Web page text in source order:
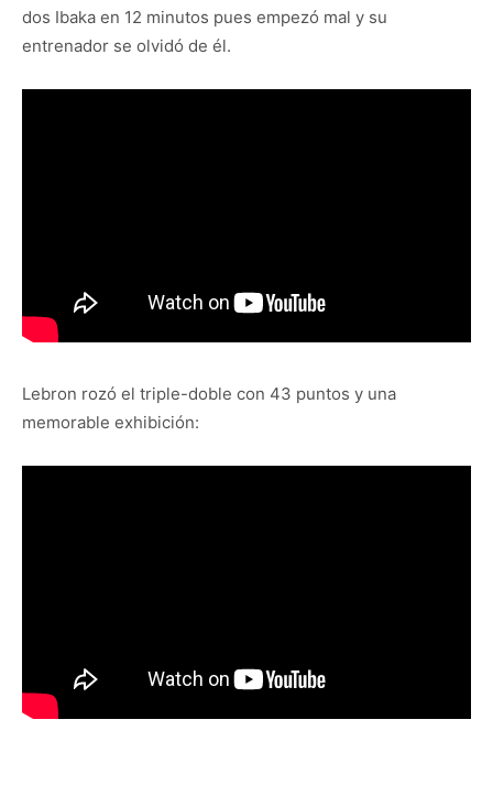
dos Ibaka en 12 minutos pues empezó mal y su
entrenador se olvidó de él.
Lebron rozó el triple-doble con 43 puntos y una
memorable exhibición: